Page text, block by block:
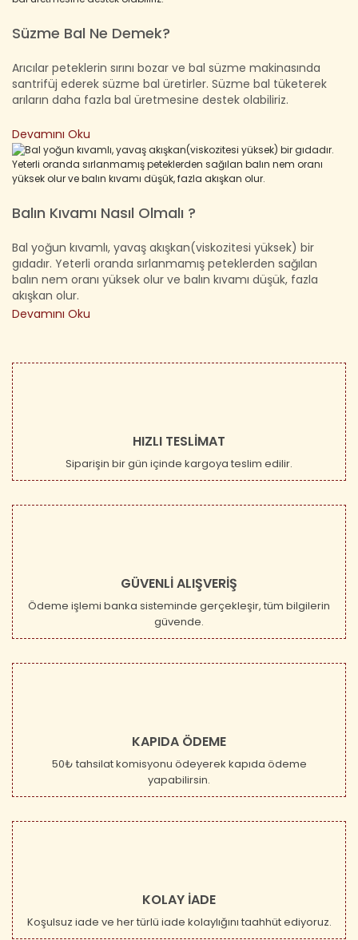
Süzme Bal Ne Demek?
Arıcılar peteklerin sırını bozar ve bal süzme makinasında
santrifüj ederek süzme bal üretirler. Süzme bal tüketerek
arıların daha fazla bal üretmesine destek olabiliriz.
Devamını Oku
Balın Kıvamı Nasıl Olmalı ?
Bal yoğun kıvamlı, yavaş akışkan(viskozitesi yüksek) bir
gıdadır. Yeterli oranda sırlanmamış peteklerden sağılan
balın nem oranı yüksek olur ve balın kıvamı düşük, fazla
akışkan olur.
Devamını Oku
HIZLI TESLİMAT
Siparişin bir gün içinde kargoya teslim edilir.
GÜVENLİ ALIŞVERİŞ
Ödeme işlemi banka sisteminde gerçekleşir, tüm bilgilerin
güvende.
KAPIDA ÖDEME
50₺ tahsilat komisyonu ödeyerek kapıda ödeme
yapabilirsin.
KOLAY İADE
Koşulsuz iade ve her türlü iade kolaylığını taahhüt ediyoruz.